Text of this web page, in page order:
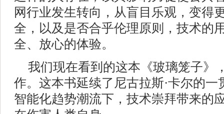
网行业发生转向，从盲目乐观，变得
全，以及是否合乎伦理原则，技术的
全、放心的体验。
我们现在看到的这本《玻璃笼子》
作。这本书延续了尼古拉斯·卡尔的
智能化趋势潮流下，技术崇拜带来的